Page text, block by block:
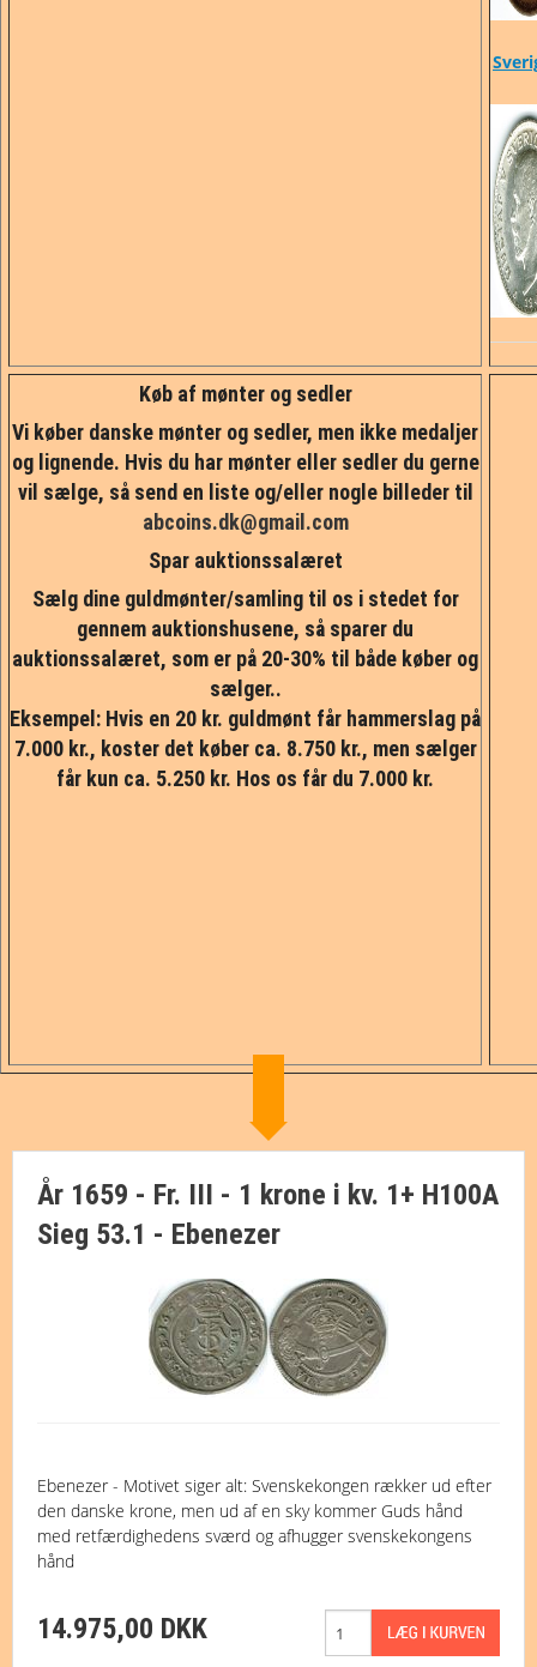
Køb af mønter og sedler
Vi køber danske mønter og sedler, men ikke medaljer
og lignende. Hvis du har mønter eller sedler du gerne
vil sælge, så send en liste og/eller nogle billeder til
abcoins.dk@gmail.com
Spar auktionssalæret
Sælg dine guldmønter/samling til os i stedet for
gennem auktionshusene, så sparer du
auktionssalæret, som er på 20-30% til både køber og
sælger..
Eksempel: Hvis en 20 kr. guldmønt får hammerslag på
7.000 kr., koster det køber ca. 8.750 kr., men sælger
får kun ca. 5.250 kr. Hos os får du 7.000 kr.
År 1659 - Fr. III - 1 krone i kv. 1+ H100A
Sieg 53.1 - Ebenezer
Ebenezer - Motivet siger alt: Svenskekongen rækker ud efter
den danske krone, men ud af en sky kommer Guds hånd
med retfærdighedens sværd og afhugger svenskekongens
hånd
14.975,00 DKK